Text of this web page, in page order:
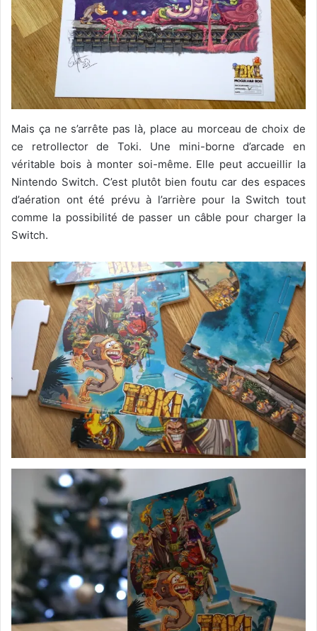
Mais ça ne s’arrête pas là, place au morceau de choix de
ce retrollector de Toki. Une mini-borne d’arcade en
véritable bois à monter soi-même. Elle peut accueillir la
Nintendo Switch. C’est plutôt bien foutu car des espaces
d’aération ont été prévu à l’arrière pour la Switch tout
comme la possibilité de passer un câble pour charger la
Switch.